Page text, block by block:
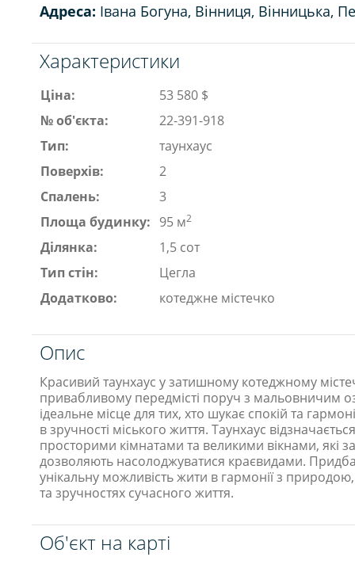
Адреса: Івана Богуна, Вінниця, Вінницька,
Характеристики
Ціна:
53 580 $
№ об'єкта:
22-391-918
Тип:
таунхаус
Поверхів:
2
Спалень:
3
Площа будинку: 95 м2
Ділянка:
1,5 сот
Тип стін:
Цегла
Додатково:
котеджне містечко
Опис
Красивий таунхаус у затишному котеджному
привабливому передмісті поруч з мальовничим
ідеальне місце для тих, хто шукає спокій та
в зручності міського життя. Таунхаус
просторими кімнатами та великими вікнами, які
дозволяють насолоджуватися краєвидами.
унікальну можливість жити в гармонії з
та зручностях сучасного життя.
Об'єкт на карті